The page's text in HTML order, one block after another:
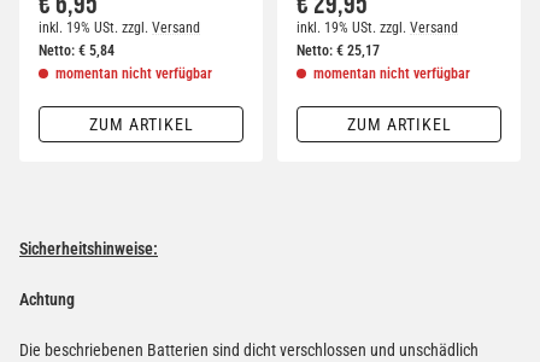
inkl. 19% USt. zzgl. Versand
Netto: € 5,84
momentan nicht verfügbar
ZUM ARTIKEL
inkl. 19% USt. zzgl. Versand
Netto: € 25,17
momentan nicht verfügbar
ZUM ARTIKEL
Sicherheitshinweise:
Achtung
Die beschriebenen Batterien sind dicht verschlossen und unschädlich